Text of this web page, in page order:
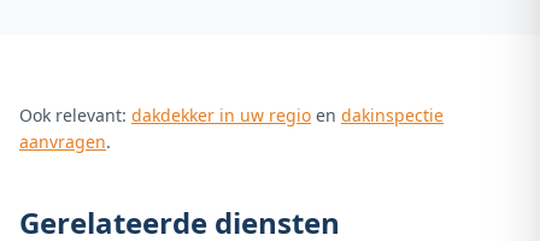
Ook relevant: dakdekker in uw regio en dakinspectie
aanvragen.
Gerelateerde diensten